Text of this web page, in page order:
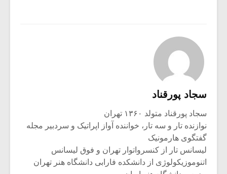
سجاد پورقناد
سجاد پورقناد متولد ۱۳۶۰ تهران
نوازنده تار و سه تار، خواننده آواز اپراتیک و سردبیر مجله
گفتگوی هارمونیک
لیسانس تار از کنسرواتوار تهران و فوق لیسانس
اتنوموزیکولوژی از دانشکده فارابی دانشگاه هنر تهران